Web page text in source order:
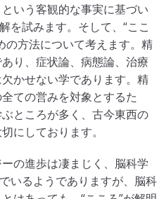
いう客観的な事実に基づい
を試みます。そして、“ここ
の方法について考えます。精
り、症状論、病態論、治療
かせない学であります。精
ての営みを対象とするた
ところが多く、古今東西の
にしております。
の進歩は凄まじく、脳科学
いるようでありますが、脳科